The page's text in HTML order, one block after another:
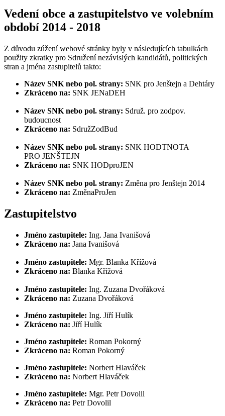
Vedení obce a zastupitelstvo ve volebním
období 2014 - 2018
Z důvodu zúžení webové stránky byly v následujících tabulkách
použity zkratky pro Sdružení nezávislých kandidátů, politických
stran a jména zastupitelů takto:
Název SNK nebo pol. strany: SNK pro Jenštejn a Dehtáry
Zkráceno na: SNK JENaDEH
Název SNK nebo pol. strany: Sdruž. pro zodpov.
budoucnost
Zkráceno na: SdružZodBud
Název SNK nebo pol. strany: SNK HODTNOTA
PRO JENŠTEJN
Zkráceno na: SNK HODproJEN
Název SNK nebo pol. strany: Změna pro Jenštejn 2014
Zkráceno na: ZměnaProJen
Zastupitelstvo
Jméno zastupitele: Ing. Jana Ivanišová
Zkráceno na: Jana Ivanišová
Jméno zastupitele: Mgr. Blanka Křížová
Zkráceno na: Blanka Křížová
Jméno zastupitele: Ing. Zuzana Dvořáková
Zkráceno na: Zuzana Dvořáková
Jméno zastupitele: Ing. Jiří Hulík
Zkráceno na: Jiří Hulík
Jméno zastupitele: Roman Pokorný
Zkráceno na: Roman Pokorný
Jméno zastupitele: Norbert Hlaváček
Zkráceno na: Norbert Hlaváček
Jméno zastupitele: Mgr. Petr Dovolil
Zkráceno na: Petr Dovolil